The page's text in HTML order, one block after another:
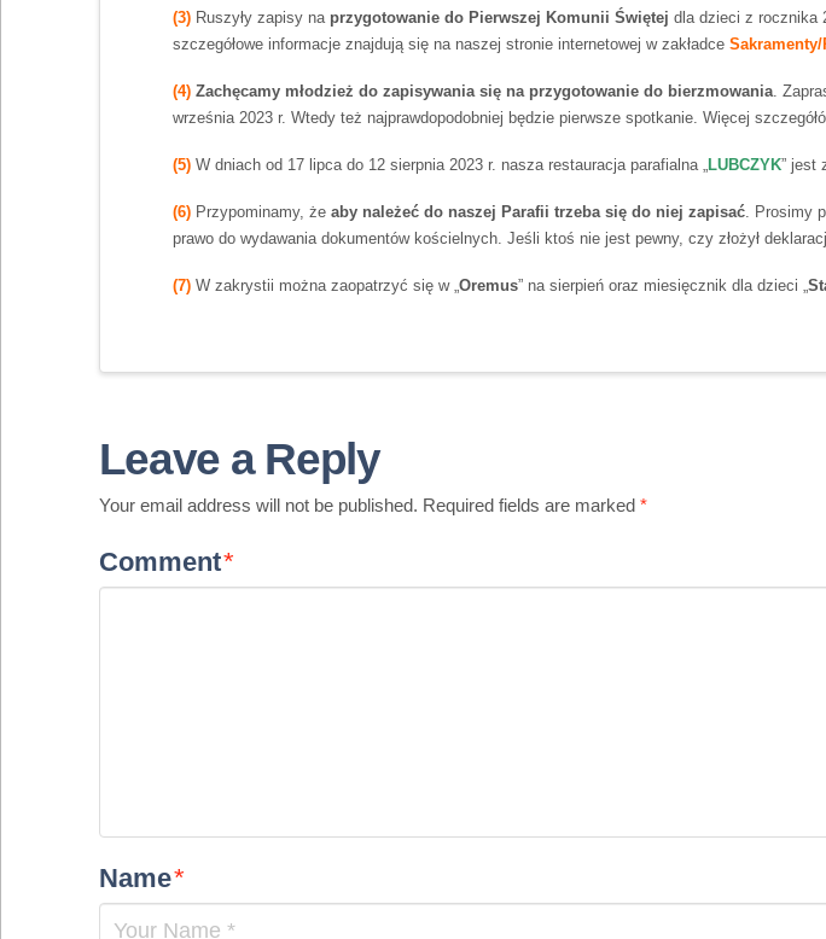
(3) Ruszyły zapisy na przygotowanie do Pierwszej Komunii Świętej dla dzieci z rocznika
szczegółowe informacje znajdują się na naszej stronie internetowej w zakładce
(4)Zachęcamy młodzież do zapisywania się na przygotowanie do bierzmowania.
września 2023 r. Wtedy też najprawdopodobniej będzie pierwsze spotkanie. Więcej
(5) W dniach od 17 lipca do 12 sierpnia 2023 r. nasza restauracja parafialna „ LUBCZYK” jest
(6) Przypominamy, że aby należeć do naszej Parafii trzeba się do niej zapisać. Prosimy
prawo do wydawania dokumentów kościelnych. Jeśli ktoś nie jest pewny, czy złożył
(7) W zakrystii można zaopatrzyć się w „ Oremus” na sierpień oraz miesięcznik dla dzieci „
Leave a Reply
Your email address will not be published. Required fields are marked *
Comment*
Name*